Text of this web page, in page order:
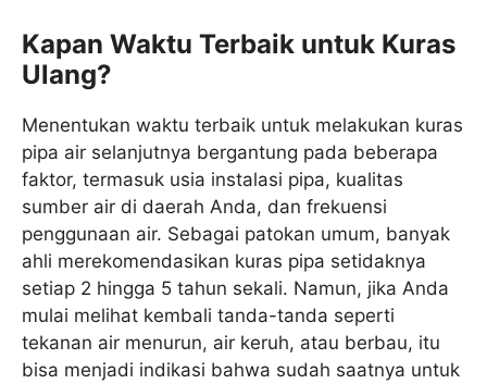
Kapan Waktu Terbaik untuk Kuras
Ulang?
Menentukan waktu terbaik untuk melakukan kuras
pipa air selanjutnya bergantung pada beberapa
faktor, termasuk usia instalasi pipa, kualitas
sumber air di daerah Anda, dan frekuensi
penggunaan air. Sebagai patokan umum, banyak
ahli merekomendasikan kuras pipa setidaknya
setiap 2 hingga 5 tahun sekali. Namun, jika Anda
mulai melihat kembali tanda-tanda seperti
tekanan air menurun, air keruh, atau berbau, itu
bisa menjadi indikasi bahwa sudah saatnya untuk